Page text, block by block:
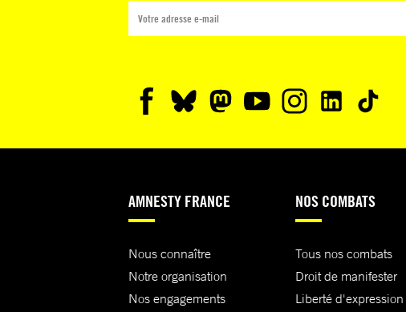
AMNESTY FRANCE
Nous connaître
Notre organisation
Nos engagements
NOS COMBATS
Tous nos combats
Droit de manifester
Liberté d'expression